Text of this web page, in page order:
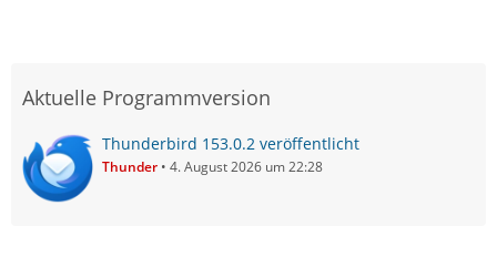
Aktuelle Programmversion
Thunderbird 153.0.2 veröffentlicht
Thunder 4. August 2026 um 22:28